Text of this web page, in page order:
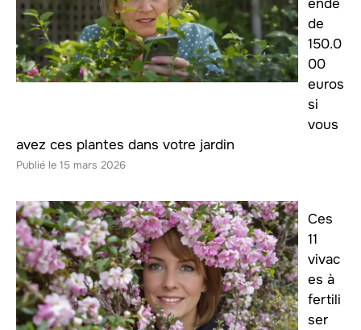
de
150.0
00
euros
si
vous
avez ces plantes dans votre jardin
15 mars 2026
Ces
11
vivac
es à
fertili
ser